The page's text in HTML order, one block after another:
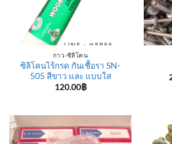
กาว-ซีลีโคน
ซิลิโคนไร้กรด กันเชื้อรา SN-
505 สีขาว และ แบบใส
120.00฿